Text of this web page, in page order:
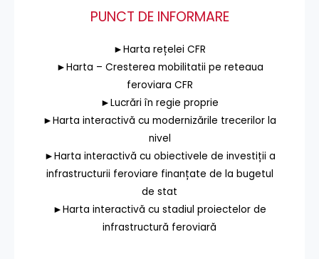
PUNCT DE INFORMARE
►Harta rețelei CFR
►Harta – Cresterea mobilitatii pe reteaua
feroviara CFR
►Lucrări în regie proprie
►Harta interactivă cu modernizările trecerilor la
nivel
►Harta interactivă cu obiectivele de investiții a
infrastructurii feroviare finanțate de la bugetul
de stat
►Harta interactivă cu stadiul proiectelor de
infrastructură feroviară